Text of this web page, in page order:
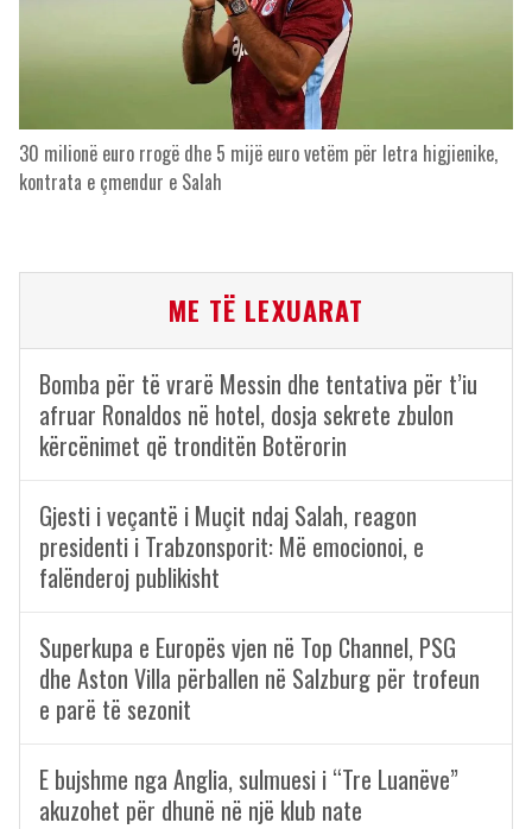
30 milionë euro rrogë dhe 5 mijë euro vetëm për letra higjienike,
kontrata e çmendur e Salah
ME TË LEXUARAT
Bomba për të vrarë Messin dhe tentativa për t’iu
afruar Ronaldos në hotel, dosja sekrete zbulon
kërcënimet që tronditën Botërorin
Gjesti i veçantë i Muçit ndaj Salah, reagon
presidenti i Trabzonsporit: Më emocionoi, e
falënderoj publikisht
Superkupa e Europës vjen në Top Channel, PSG
dhe Aston Villa përballen në Salzburg për trofeun
e parë të sezonit
E bujshme nga Anglia, sulmuesi i “Tre Luanëve”
akuzohet për dhunë në një klub nate